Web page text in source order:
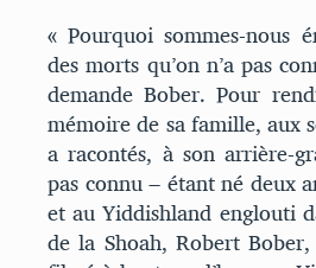
« Pourquoi sommes-nous
des morts qu’on n’a pas
demande Bober. Pour
mémoire de sa famille, aux
a racontés, à son arrière-
pas connu ‒ étant né deux
et au Yiddishland englouti
de la Shoah, Robert